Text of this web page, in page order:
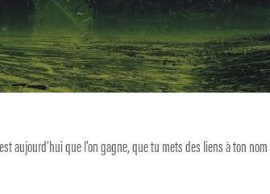
aujourd’hui que l’on gagne, que tu mets des liens à ton nom